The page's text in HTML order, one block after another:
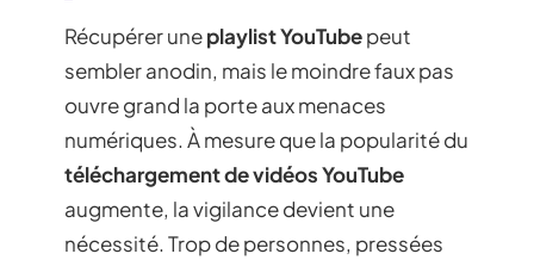
Récupérer uneplaylist YouTubepeut
sembler anodin, mais le moindre faux pas
ouvre grand la porte aux menaces
numériques. À mesure que la popularité du
téléchargement de vidéos YouTube
augmente, la vigilance devient une
nécessité. Trop de personnes, pressées